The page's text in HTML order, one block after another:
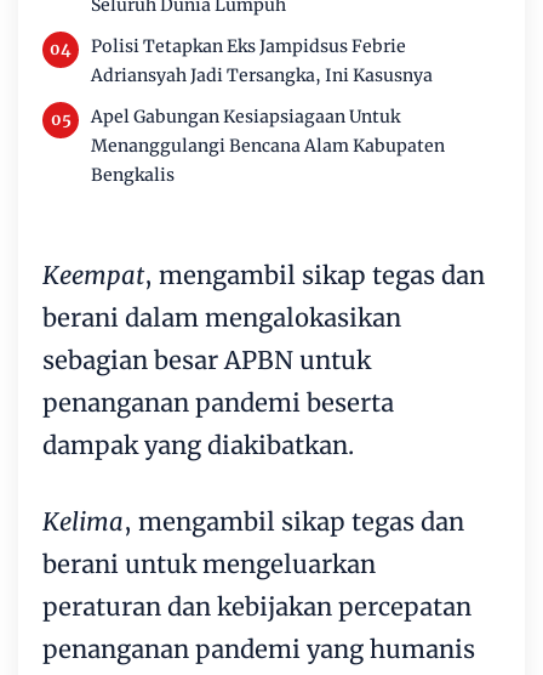
Seluruh Dunia Lumpuh
Polisi Tetapkan Eks Jampidsus Febrie
Adriansyah Jadi Tersangka, Ini Kasusnya
Apel Gabungan Kesiapsiagaan Untuk
Menanggulangi Bencana Alam Kabupaten
Bengkalis
Keempat, mengambil sikap tegas dan
berani dalam mengalokasikan
sebagian besar APBN untuk
penanganan pandemi beserta
dampak yang diakibatkan.
Kelima, mengambil sikap tegas dan
berani untuk mengeluarkan
peraturan dan kebijakan percepatan
penanganan pandemi yang humanis